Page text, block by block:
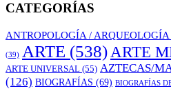
CATEGORÍAS
ANTROPOLOGÍA / ARQUEOLOGÍA
(39) ARTE (538) ARTE
ARTE UNIVERSAL (55) AZTECAS/
(126) BIOGRAFÍAS (69) BIOGRAFÍAS